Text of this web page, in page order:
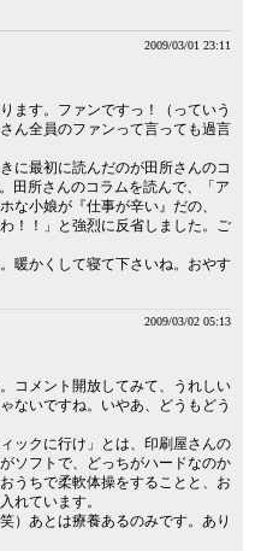
2009/03/01 23:11
ます。ファンですっ！（っていう
ん全員のファンって言っても過言
に最初に読んだのが田所さんのコ
田所さんのコラムを読んで、「ア
な小娘が『仕事が辛い』だの、
！！」と強烈に反省しました。ご
暖かくして寝て下さいね。おやす
2009/03/02 05:13
コメント開放してみて、うれしい
ないですね。いやあ、どうもどう
ックに行け」とは、印刷屋さんの
ソフトで、どっちがハードなのか
うちで柔軟体操をすることと、お
れています。
）あとは療養あるのみです。あり